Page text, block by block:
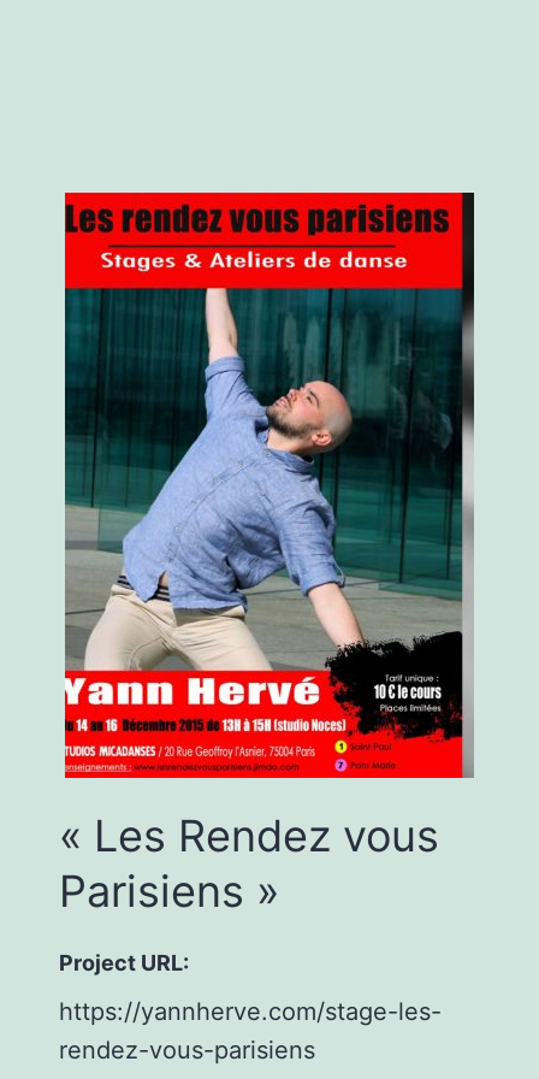
« Les Rendez vous
Parisiens »
Project URL:
https://yannherve.com/stage-les-
rendez-vous-parisiens